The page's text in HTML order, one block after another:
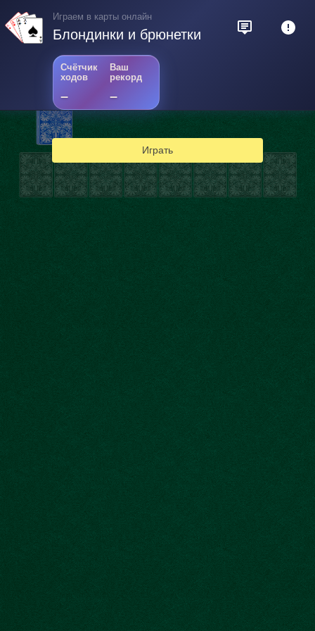
Играем в карты онлайн
Блондинки и брюнетки
Счётчик
ходов
–
Ваш
рекорд
–
Играть